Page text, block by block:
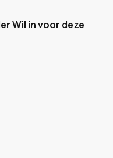
Wil in voor deze